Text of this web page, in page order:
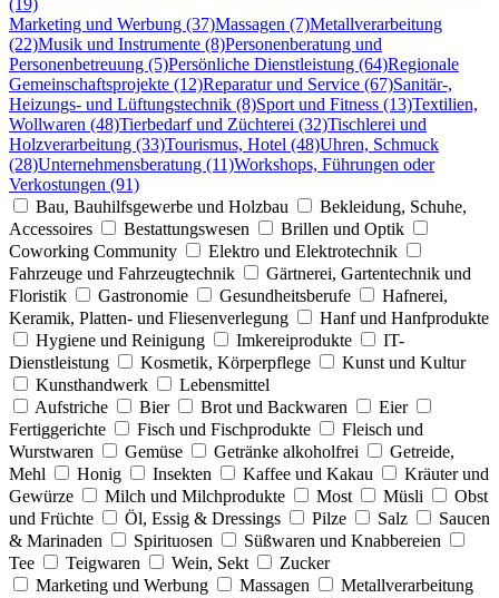
Marketing und Werbung (37)Massagen (7)Metallverarbeitung
(22)Musik und Instrumente (8)Personenberatung und
Personenbetreuung (5)Persönliche Dienstleistung (64)Regionale
Gemeinschaftsprojekte (12)Reparatur und Service (67)Sanitär-,
Heizungs- und Lüftungstechnik (8)Sport und Fitness (13)Textilien,
Wollwaren (48)Tierbedarf und Züchterei (32)Tischlerei und
Holzverarbeitung (33)Tourismus, Hotel (48)Uhren, Schmuck
(28)Unternehmensberatung (11)Workshops, Führungen oder
Verkostungen (91)
Bau, Bauhilfsgewerbe und Holzbau
Bekleidung, Schuhe,
Accessoires
Bestattungswesen
Brillen und Optik
Coworking Community
Elektro und Elektrotechnik
Fahrzeuge und Fahrzeugtechnik
Gärtnerei, Gartentechnik und
Floristik
Gastronomie Gesundheitsberufe
Hafnerei,
Keramik, Platten- und Fliesenverlegung
Hanf und Hanfprodukte
Hygiene und Reinigung
Imkereiprodukte
IT-
Dienstleistung
Kosmetik, Körperpflege
Kunst und Kultur
Kunsthandwerk
Lebensmittel
Aufstriche
Bier Brot und Backwaren
Eier
Fertiggerichte
Fisch und Fischprodukte
Fleisch und
Wurstwaren
Gemüse Getränke alkoholfrei
Getreide,
Mehl
Honig Insekten Kaffee und Kakau
Kräuter und
Gewürze
Milch und Milchprodukte Most Müsli
Obst
und Früchte
Öl, Essig & Dressings Pilze Salz
Saucen
& Marinaden
Spirituosen
Süßwaren und Knabbereien
Tee
Teigwaren Wein, Sekt
Zucker
Marketing und Werbung
Massagen
Metallverarbeitung